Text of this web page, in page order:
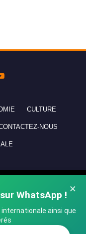
×
WhatsApp !
ainsi que
CULTURE
NOUS